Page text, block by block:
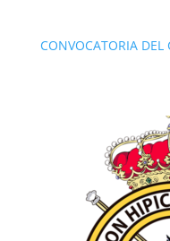
CONVOCATORIA